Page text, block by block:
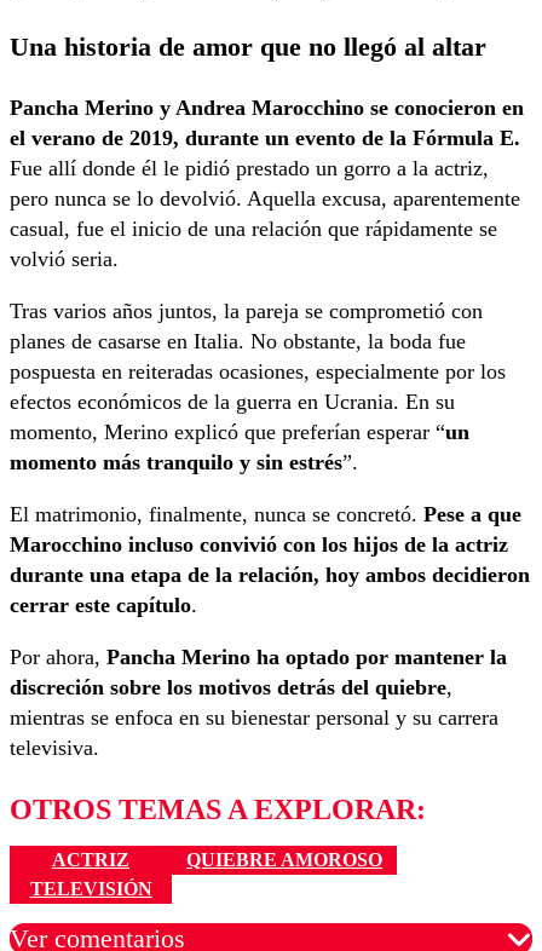
Una historia de amor que no llegó al altar
Pancha Merino y Andrea Marocchino se conocieron en
el verano de 2019, durante un evento de la Fórmula E.
Fue allí donde él le pidió prestado un gorro a la actriz,
pero nunca se lo devolvió. Aquella excusa, aparentemente
casual, fue el inicio de una relación que rápidamente se
volvió seria.
Tras varios años juntos, la pareja se comprometió con
planes de casarse en Italia. No obstante, la boda fue
pospuesta en reiteradas ocasiones, especialmente por los
efectos económicos de la guerra en Ucrania. En su
momento, Merino explicó que preferían esperar “un
momento más tranquilo y sin estrés”.
El matrimonio, finalmente, nunca se concretó. Pese a que
Marocchino incluso convivió con los hijos de la actriz
durante una etapa de la relación, hoy ambos decidieron
cerrar este capítulo.
Por ahora, Pancha Merino ha optado por mantener la
discreción sobre los motivos detrás del quiebre,
mientras se enfoca en su bienestar personal y su carrera
televisiva.
OTROS TEMAS A EXPLORAR:
ACTRIZ
QUIEBRE AMOROSO
TELEVISIÓN
Ver comentarios